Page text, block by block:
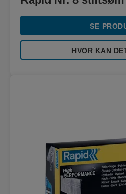
SE
HVOR KAN